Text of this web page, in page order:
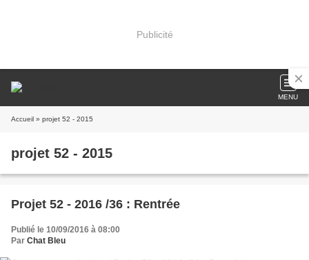
Publicité
MENU
Accueil » projet 52 - 2015
projet 52 - 2015
Projet 52 - 2016 /36 : Rentrée
Publié le 10/09/2016 à 08:00
Par Chat Bleu